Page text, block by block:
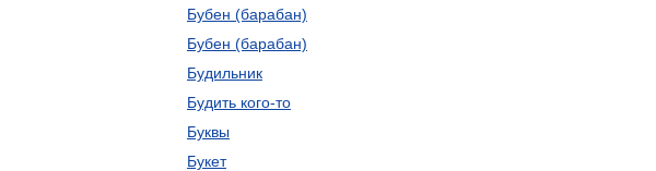
Бубен (барабан)
Бубен (барабан)
Будильник
Будить кого-то
Буквы
Букет